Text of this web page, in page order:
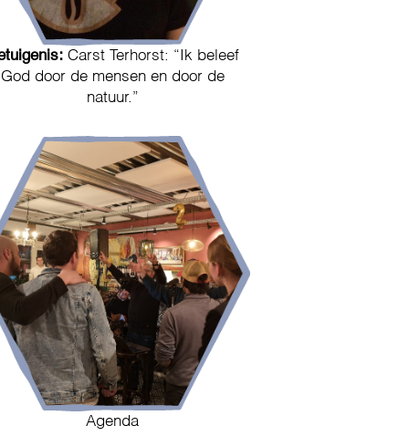
Carst Terhorst: “Ik beleef
God door de mensen en door de
natuur.”
Agenda